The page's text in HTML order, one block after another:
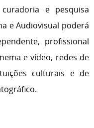
e pesquisa
e Audiovisual poderá
profissional
e vídeo, redes de
culturais e de